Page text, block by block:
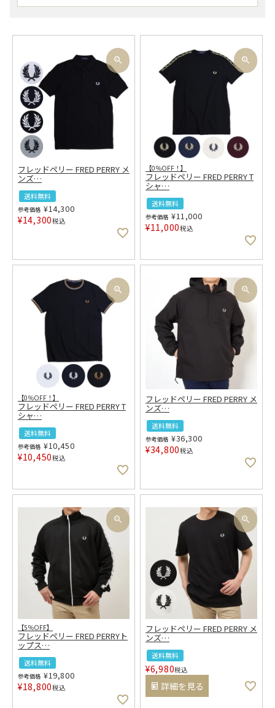
フレッドペリー FRED PERRY メ
ンズ…
送料無料
参考価格 ¥14,300
¥14,300税込
【0％OFF！】
フレッドペリー FRED PERRY T
シャ…
送料無料
参考価格 ¥11,000
¥11,000税込
【0％OFF！】
フレッドペリー FRED PERRY T
シャ…
送料無料
参考価格 ¥10,450
¥10,450税込
フレッドペリー FRED PERRY メ
ンズ…
送料無料
参考価格 ¥36,300
¥34,800税込
【5％OFF】
フレッドペリー FRED PERRYト
ップス…
送料無料
参考価格 ¥19,800
¥18,800税込
フレッドペリー FRED PERRY メ
ンズ…
送料無料
¥6,980税込
詳細を見る